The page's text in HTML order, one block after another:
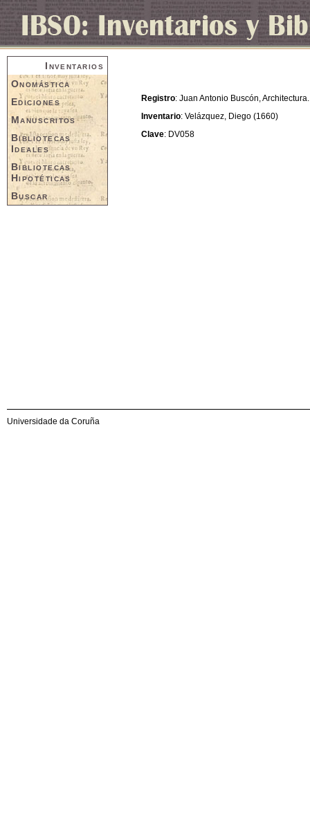
Inventarios
Onomástica
Ediciones
Manuscritos
Bibliotecas
Ideales
Bibliotecas
Hipotéticas
Buscar
Registro: Juan Antonio Buscón, Architectura.
Inventario: Velázquez, Diego (1660)
Clave: DV058
Universidade da Coruña